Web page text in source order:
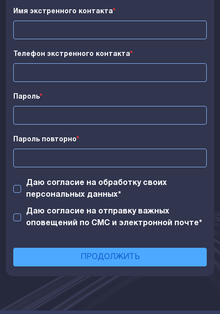
Имя экстренного контакта*
Телефон экстренного контакта*
Пароль*
Пароль повторно*
Даю согласие на обработку своих
персональных данных*
Даю согласие на отправку важных
оповещений по СМС и электронной почте*